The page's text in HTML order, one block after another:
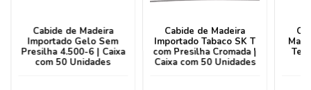
Cabide de Madeira
Importado Gelo Sem
Presilha 4.500-6 | Caixa
com 50 Unidades
Cabide de Madeira
Importado Tabaco SK T
com Presilha Cromada |
Caixa com 50 Unidades